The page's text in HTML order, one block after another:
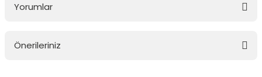
Yorumlar
Önerileriniz